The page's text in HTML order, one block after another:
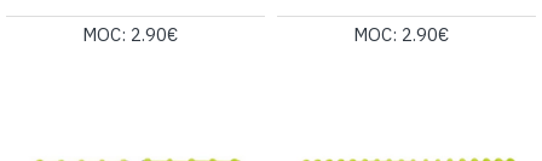
MOC: 2.90€ MOC: 2.90€